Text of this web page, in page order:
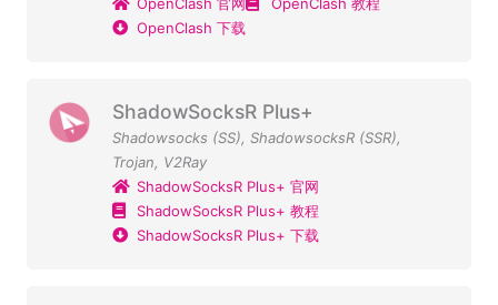
OpenClash 下载
ShadowSocksR Plus+
Shadowsocks (SS), ShadowsocksR (SSR),
Trojan, V2Ray
ShadowSocksR Plus+ 官网
ShadowSocksR Plus+ 教程
ShadowSocksR Plus+ 下载